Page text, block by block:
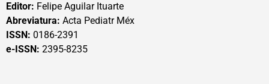
Editor: Felipe Aguilar Ituarte
Abreviatura: Acta Pediatr Méx
ISSN: 0186-2391
e-ISSN: 2395-8235